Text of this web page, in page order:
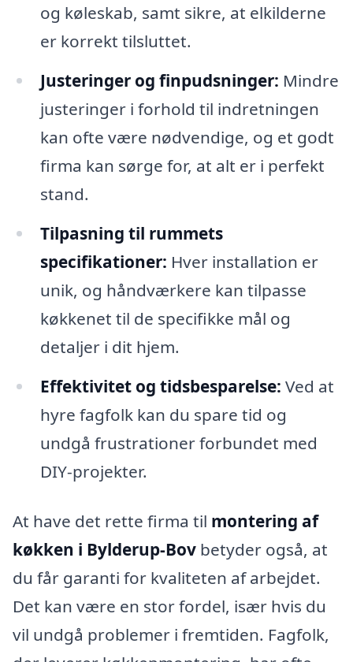
og køleskab, samt sikre, at elkilderne
er korrekt tilsluttet.
Justeringer og finpudsninger: Mindre
justeringer i forhold til indretningen
kan ofte være nødvendige, og et godt
firma kan sørge for, at alt er i perfekt
stand.
Tilpasning til rummets
specifikationer: Hver installation er
unik, og håndværkere kan tilpasse
køkkenet til de specifikke mål og
detaljer i dit hjem.
Effektivitet og tidsbesparelse: Ved at
hyre fagfolk kan du spare tid og
undgå frustrationer forbundet med
DIY-projekter.
At have det rette firma til montering af
køkken i Bylderup-Bov betyder også, at
du får garanti for kvaliteten af arbejdet.
Det kan være en stor fordel, især hvis du
vil undgå problemer i fremtiden. Fagfolk,